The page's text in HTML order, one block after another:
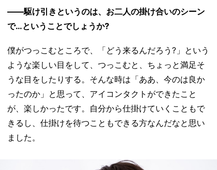
――駆け引きというのは、お二人の掛け合いのシーン
で…ということでしょうか?
僕がつっこむところで、「どう来るんだろう?」という
ような楽しい目をして、つっこむと、ちょっと満足そ
うな目をしたりする。そんな時は「ああ、今のは良か
ったのか」と思って、アイコンタクトができたこと
が、楽しかったです。自分から仕掛けていくこともで
きるし、仕掛けを待つこともできる方なんだなと思い
ました。